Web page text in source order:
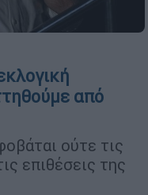
από
ούτε τις
επιθέσεις της